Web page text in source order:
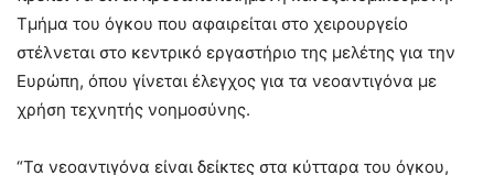
Τμήμα του όγκου που αφαιρείται στο χειρουργείο
στέλνεται στο κεντρικό εργαστήριο της μελέτης για την
Ευρώπη, όπου γίνεται έλεγχος για τα νεοαντιγόνα με
χρήση τεχνητής νοημοσύνης.
“Τα νεοαντιγόνα είναι δείκτες στα κύτταρα του όγκου,